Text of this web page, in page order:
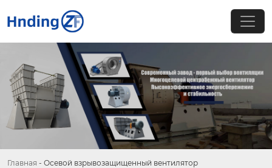
Главная - Осевой взрывозащищенный вентилятор